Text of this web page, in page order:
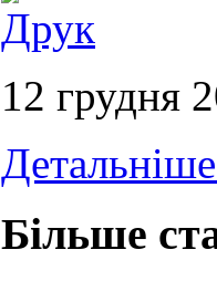
12 грудня
Більше